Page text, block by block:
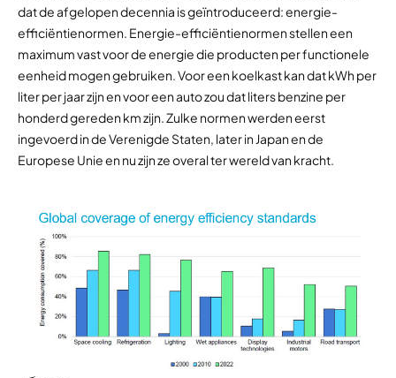
dat de afgelopen decennia is geïntroduceerd: energie-
efficiëntienormen. Energie-efficiëntienormen stellen een
maximum vast voor de energie die producten per functionele
eenheid mogen gebruiken. Voor een koelkast kan dat kWh per
liter per jaar zijn en voor een auto zou dat liters benzine per
honderd gereden km zijn. Zulke normen werden eerst
ingevoerd in de Verenigde Staten, later in Japan en de
Europese Unie en nu zijn ze overal ter wereld van kracht.